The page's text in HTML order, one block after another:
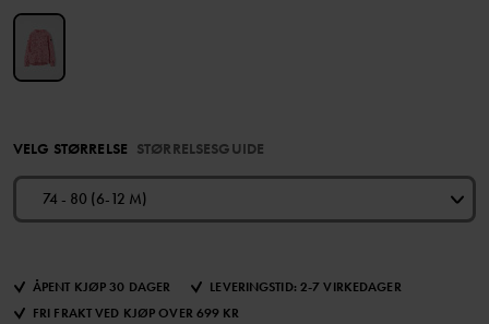
VELG STØRRELSE STØRRELSESGUIDE
74 - 80 (6-12 M)
ÅPENT KJØP 30 DAGER
LEVERINGSTID: 2-7 VIRKEDAGER
FRI FRAKT VED KJØP OVER 699 KR